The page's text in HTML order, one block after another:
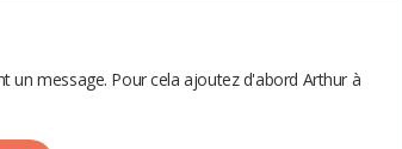
un message. Pour cela ajoutez d'abord Arthur à